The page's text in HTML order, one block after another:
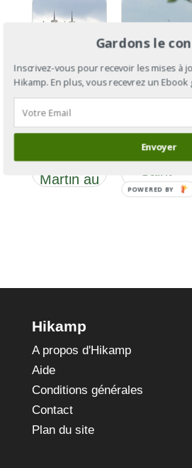
Martini : le
Saint
Martin, de
Saint-
Martin au
Via Sancti
Martini
: le
chemin de
Martin, de
Hikamp
A propos d'Hikamp
Aide
Conditions générales
Contact
Plan du site
Gardons le
Inscrivez-vous pour recevoir les mises à
Hikamp. En plus, vous recevrez un
Envoyer
POWERED BY